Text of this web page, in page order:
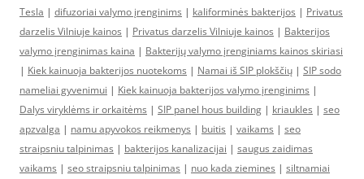
Tesla | difuzoriai valymo įrenginims | kaliforminės bakterijos | Privatus
darzelis Vilniuje kainos | Privatus darzelis Vilniuje kainos | Bakterijos
valymo įrenginimas kaina | Bakterijų valymo įrenginiams kainos skiriasi
| Kiek kainuoja bakterijos nuotekoms | Namai iš SIP plokščių | SIP sodo
nameliai gyvenimui | Kiek kainuoja bakterijos valymo įrenginims |
Dalys viryklėms ir orkaitėms | SIP panel hous building | kriaukles | seo
apzvalga | namu apyvokos reikmenys | buitis | vaikams | seo
straipsniu talpinimas | bakterijos kanalizacijai | saugus zaidimas
vaikams | seo straipsniu talpinimas | nuo kada ziemines | siltnamiai